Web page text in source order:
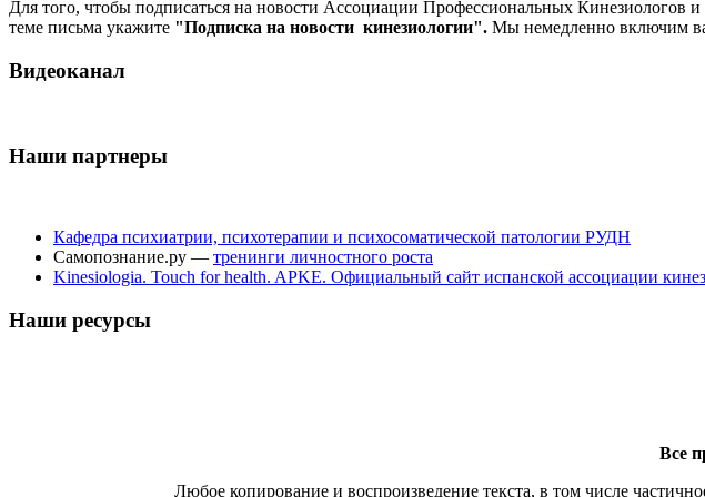
Для того, чтобы подписаться на новости Ассоциации Профессиональных Кинезиологов
теме письма укажите "Подписка на новости кинезиологии". Мы немедленно включим
Видеоканал
Наши партнеры
Кафедра психиатрии, психотерапии и психосоматической патологии РУДН
Самопознание.ру — тренинги личностного роста
Kinesiologia. Touch for health. APKE. Официальный сайт испанской ассоциации
Наши ресурсы
Все
Любое копирование и воспроизведение текста, в том числе